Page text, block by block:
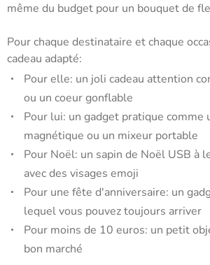
même du budget pour un bouquet de
Pour chaque destinataire et chaque
cadeau adapté:
Pour elle: un joli cadeau attention
ou un coeur gonflable
Pour lui: un gadget pratique comme
magnétique ou un mixeur portable
Pour Noël: un sapin de Noël USB à
avec des visages emoji
Pour une fête d'anniversaire: un
lequel vous pouvez toujours arriver
Pour moins de 10 euros: un petit
bon marché